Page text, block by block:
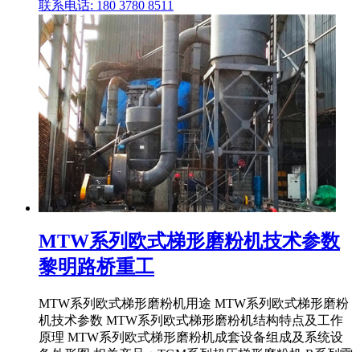
联系电话: 180 3780 8511
MTW系列欧式梯形磨粉机技术参数
黎明路桥重工
MTW系列欧式梯形磨粉机用途 MTW系列欧式梯形磨粉
机技术参数 MTW系列欧式梯形磨粉机结构特点及工作
原理 MTW系列欧式梯形磨粉机成套设备组成及系统设